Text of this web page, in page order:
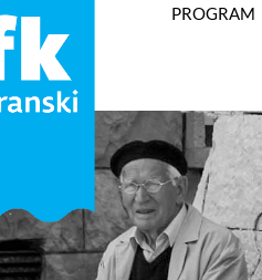
PROGRAM